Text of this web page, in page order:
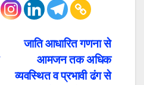
जाति आधारित गणना से
आमजन तक अधिक
व्यवस्थित व प्रभावी ढंग से